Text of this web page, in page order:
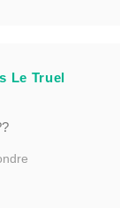
Le Truel